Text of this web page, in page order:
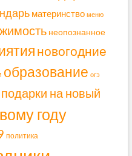
материнство меню
неопознанное
новогодние
образование огэ
подарки на новый
году
политика